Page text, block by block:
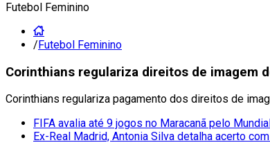
Futebol Feminino
/Futebol Feminino
Corinthians regulariza direitos de imagem
Corinthians regulariza pagamento dos direitos de
FIFA avalia até 9 jogos no Maracanã pelo
Ex-Real Madrid, Antonia Silva detalha acerto